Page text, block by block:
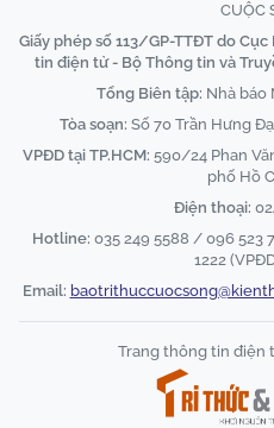
CUỘC
Giấy phép số 113/GP-TTĐT do
tin điện tử - Bộ Thông tin và
Tổng Biên tập: Nhà báo
Tòa soạn: Số 70 Trần Hưng
VPĐD tại TP.HCM: 590/24 Phan
phố Hồ
Điện thoại:
Hotline: 035 249 5588 / 096 523
1222
Email:
Trang thông tin điện